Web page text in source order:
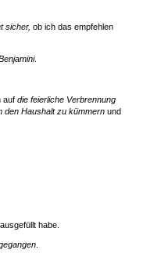
sicher, ob ich das empfehlen
.
auf die feierliche Verbrennung
den Haushalt zu kümmern und
habe.
.